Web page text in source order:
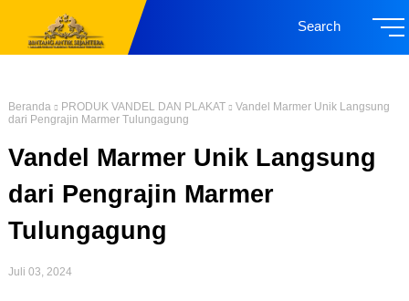
Search
Beranda PRODUK VANDEL DAN PLAKAT
Vandel Marmer Unik Langsung
dari Pengrajin Marmer Tulungagung
Vandel Marmer Unik Langsung
dari Pengrajin Marmer
Tulungagung
Juli 03, 2024